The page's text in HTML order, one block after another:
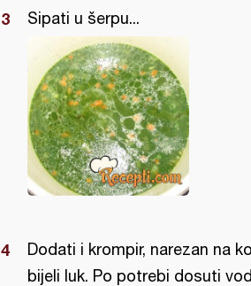
Sipati u šerpu...
Dodati i krompir, narezan na
bijeli luk. Po potrebi dosuti